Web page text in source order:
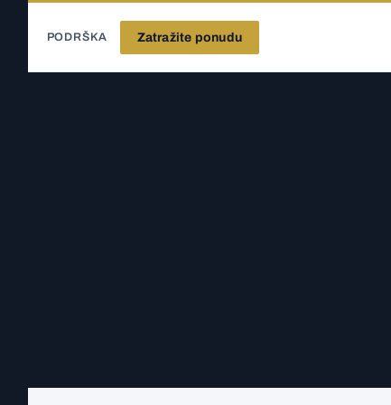
PODRŠKA Zatražite ponudu